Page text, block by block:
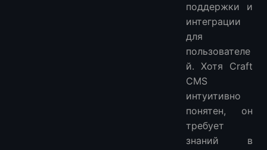
поддержки и
интеграции
для
пользователе
й. Хотя Craft
CMS
интуитивно
понятен, он
требует
знаний в